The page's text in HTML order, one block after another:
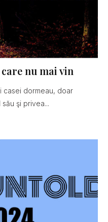
nu mai vin
casei dormeau, doar
şi privea...